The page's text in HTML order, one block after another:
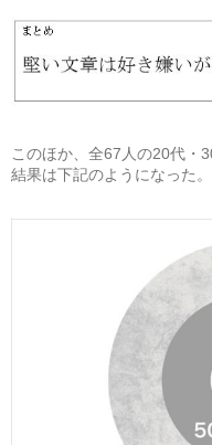
このほか、全67人の20代・
結果は下記のようになった。